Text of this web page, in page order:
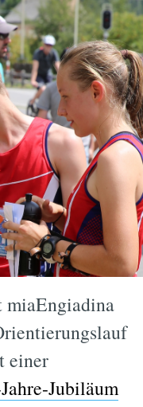
einer
Jubiläum